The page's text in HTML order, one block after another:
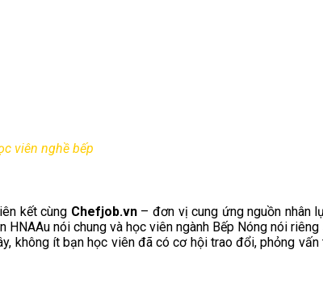
viên nghềbếp
kết cùng Chefjob.vn– đơn vị cung ứng nguồn nhân
nói chung và học viên ngành Bếp Nóng nói
không ít bạn học viên đã có cơ hội trao đổi, phỏng